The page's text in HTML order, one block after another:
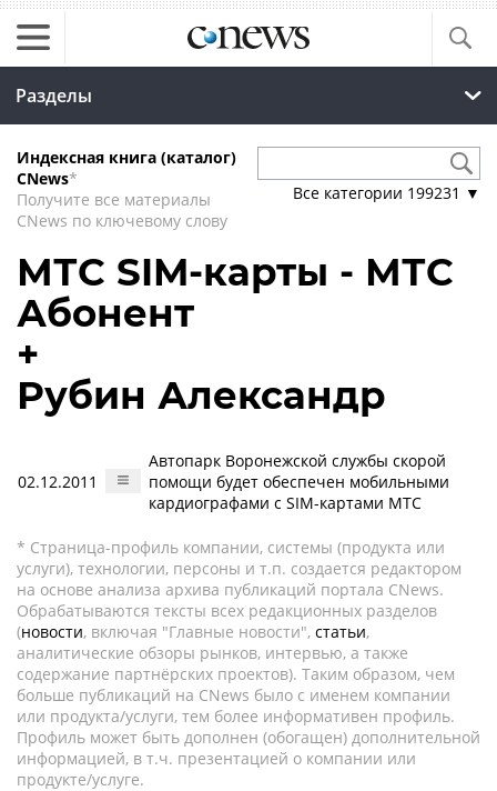
Разделы
Индексная книга (каталог)
CNews*
Получите все материалы
CNews по ключевому слову
Все категории 199231 ▼
МТС SIM-карты - МТС
Абонент
+
Рубин Александр
02.12.2011
Автопарк Воронежской службы скорой
помощи будет обеспечен мобильными
кардиографами с SIM-картами МТС
* Страница-профиль компании, системы (продукта или
услуги), технологии, персоны и т.п. создается редактором
на основе анализа архива публикаций портала CNews.
Обрабатываются тексты всех редакционных разделов
(новости, включая "Главные новости", статьи,
аналитические обзоры рынков, интервью, а также
содержание партнёрских проектов). Таким образом, чем
больше публикаций на CNews было с именем компании
или продукта/услуги, тем более информативен профиль.
Профиль может быть дополнен (обогащен) дополнительной
информацией, в т.ч. презентацией о компании или
продукте/услуге.